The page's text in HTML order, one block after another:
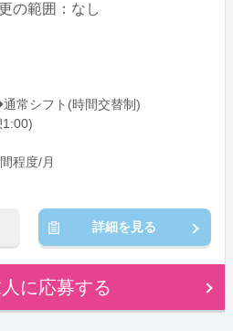
の範囲：なし
通常シフト(時間交替制)
程度/月
詳細を見る
に応募する